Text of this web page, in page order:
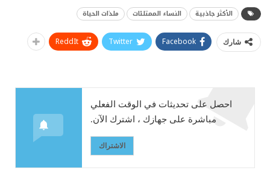
الأكثر جاذبية النساء الممتلئات ملذات الحياة
شارك Facebook
Twitter
ReddIt
احصل على تحديثات في الوقت الفعلي
مباشرة على جهازك ، اشترك الآن.
الاشتراك